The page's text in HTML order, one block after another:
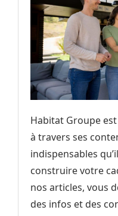
Habitat Groupe
à travers ses
indispensables
construire votre
nos articles, vous
des infos et des